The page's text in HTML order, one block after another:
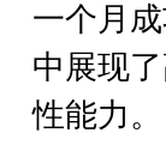
一个月
中展现
性能力。